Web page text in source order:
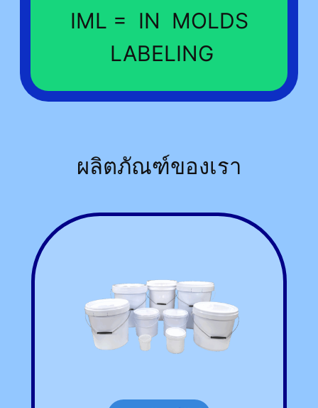
IML = IN MOLDS
LABELING
ผลิตภัณฑ์ของเรา